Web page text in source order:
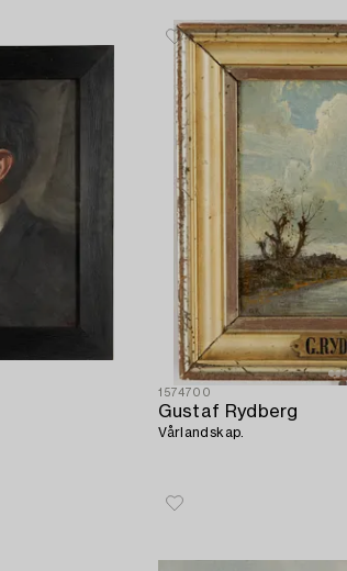
1574700
Gustaf Rydberg
Vårlandskap.